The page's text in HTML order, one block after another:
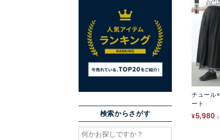
検索からさがす
チュール
ート
¥5,980